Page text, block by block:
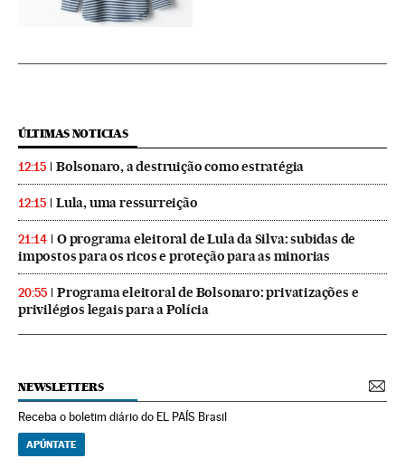
ÚLTIMAS NOTICIAS
12:15 Bolsonaro, a destruição como estratégia
12:15 Lula, uma ressurreição
21:14
O programa eleitoral de Lula da Silva: subidas de
impostos para os ricos e proteção para as minorias
20:55
Programa eleitoral de Bolsonaro: privatizações e
privilégios legais para a Polícia
NEWSLETTERS
Receba o boletim diário do EL PAÍS Brasil
APÚNTATE